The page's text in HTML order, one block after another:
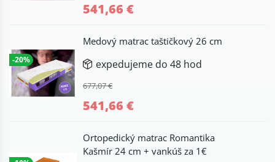
541,66 €
-20%
Medový matrac taštičkový 26 cm
expedujeme do 48 hod
677,07 €
541,66 €
Ortopedický matrac Romantika
Kašmír 24 cm + vankúš za 1€